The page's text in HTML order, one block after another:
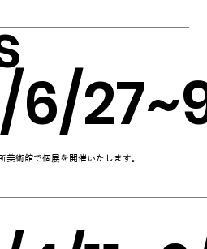
6/
美術館で個展を開催いたします。